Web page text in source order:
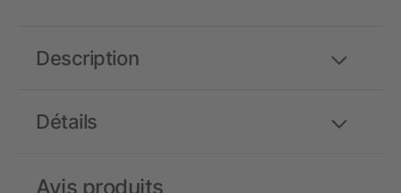
Détails
Description
Avis produits